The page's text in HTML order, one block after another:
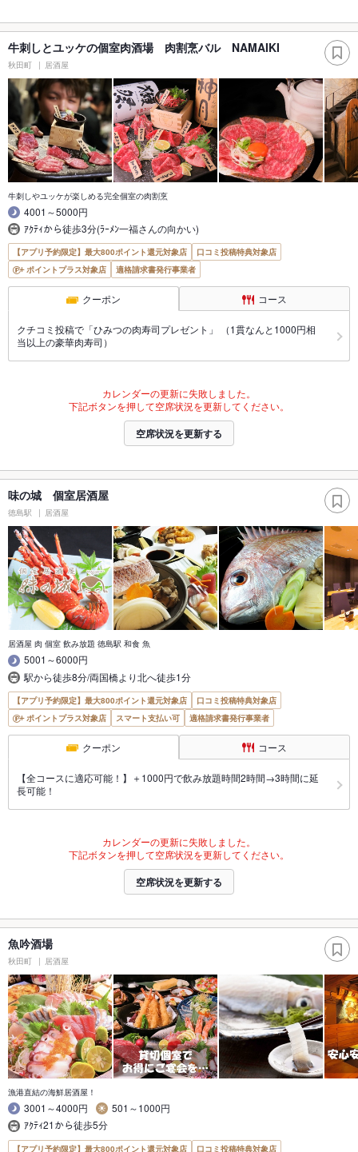
牛刺しとユッケの個室肉酒場 肉割烹バル NAMAIKI
秋田町 居酒屋
牛刺しやユッケが楽しめる完全個室の肉割烹
4001～5000円
ｱｸﾃｨから徒歩3分(ﾗｰﾒﾝ一福さんの向かい)
【アプリ予約限定】最大800ポイント還元対象店
口コミ投稿特典対象店
ポイントプラス対象店
適格請求書発行事業者
クーポン コース
クチコミ投稿で「ひみつの肉寿司プレゼント」 （1貫なんと1000円相
当以上の豪華肉寿司）
カレンダーの更新に失敗しました。
下記ボタンを押して空席状況を更新してください。
空席状況を更新する
味の城 個室居酒屋
徳島駅 居酒屋
居酒屋 肉 個室 飲み放題 徳島駅 和食 魚
5001～6000円
駅から徒歩8分/両国橋より北へ徒歩1分
【アプリ予約限定】最大800ポイント還元対象店
口コミ投稿特典対象店
ポイントプラス対象店
スマート支払い可 適格請求書発行事業者
クーポン コース
【全コースに適応可能！】＋1000円で飲み放題時間2時間→3時間に延
長可能！
カレンダーの更新に失敗しました。
下記ボタンを押して空席状況を更新してください。
空席状況を更新する
魚吟酒場
秋田町 居酒屋
漁港直結の海鮮居酒屋！
3001～4000円
501～1000円
ｱｸﾃｨ21から徒歩5分
【アプリ予約限定】最大800ポイント還元対象店
口コミ投稿特典対象店